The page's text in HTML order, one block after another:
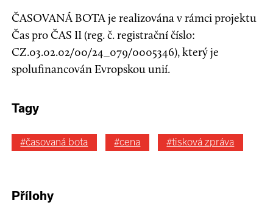
ČASOVANÁ BOTA je realizována v rámci projektu
Čas pro ČAS II (reg. č. registrační číslo:
CZ.03.02.02/00/24_079/0005346), který je
spolufinancován Evropskou unií.
Tagy
#časovaná bota #cena #tisková zpráva
Přílohy